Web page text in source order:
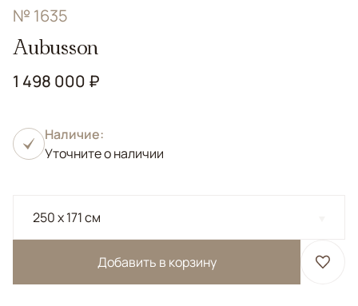
№ 1635
Aubusson
1 498 000 ₽
Наличие:
Уточните о наличии
250 x 171 см
Добавить в корзину